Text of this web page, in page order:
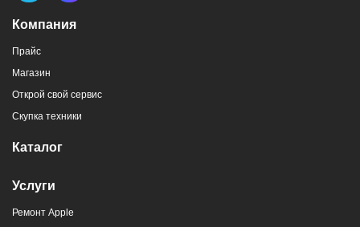
Компания
Прайс
Магазин
Открой свой сервис
Скупка техники
Каталог
Услуги
Ремонт Apple